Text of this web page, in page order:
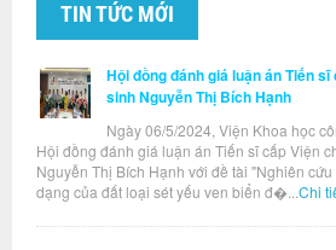
TIN TỨC MỚI
Hội đồng đánh giá luận án Tiến
sinh Nguyễn Thị Bích Hạnh
Ngày 06/5/2024, Viện Khoa học
Hội đồng đánh giá luận án Tiến sĩ cấp Viện
Nguyễn Thị Bích Hạnh với đề tài "Nghiên
dạng của đất loại sét yếu ven biển đ�... Chi